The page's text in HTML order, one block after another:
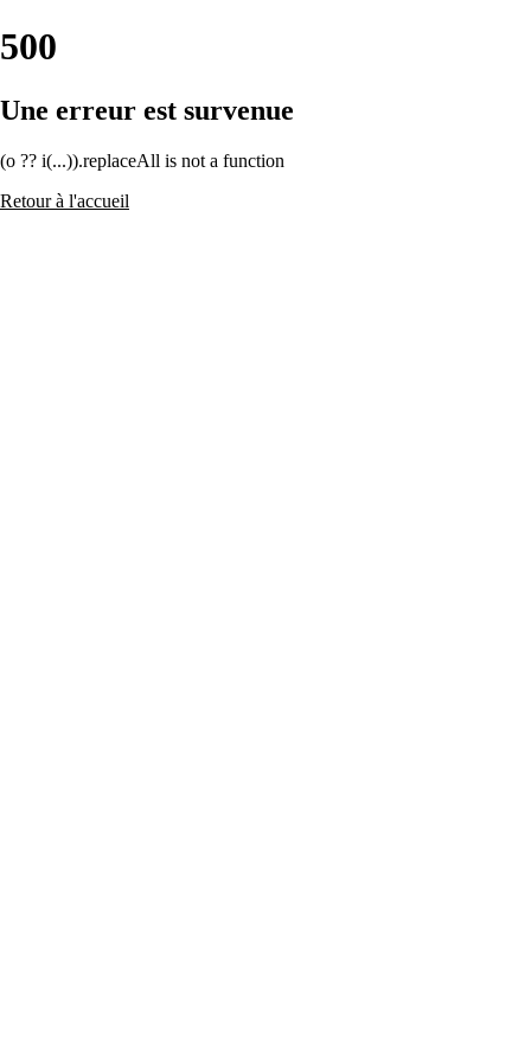
500
Une erreur est survenue
(o ?? i(...)).replaceAll is not a function
Retour à l'accueil